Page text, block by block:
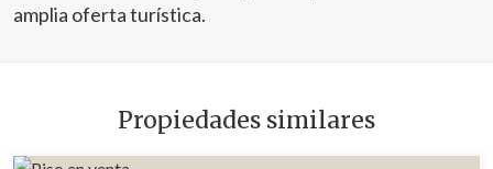
amplia oferta turística.
Propiedades similares